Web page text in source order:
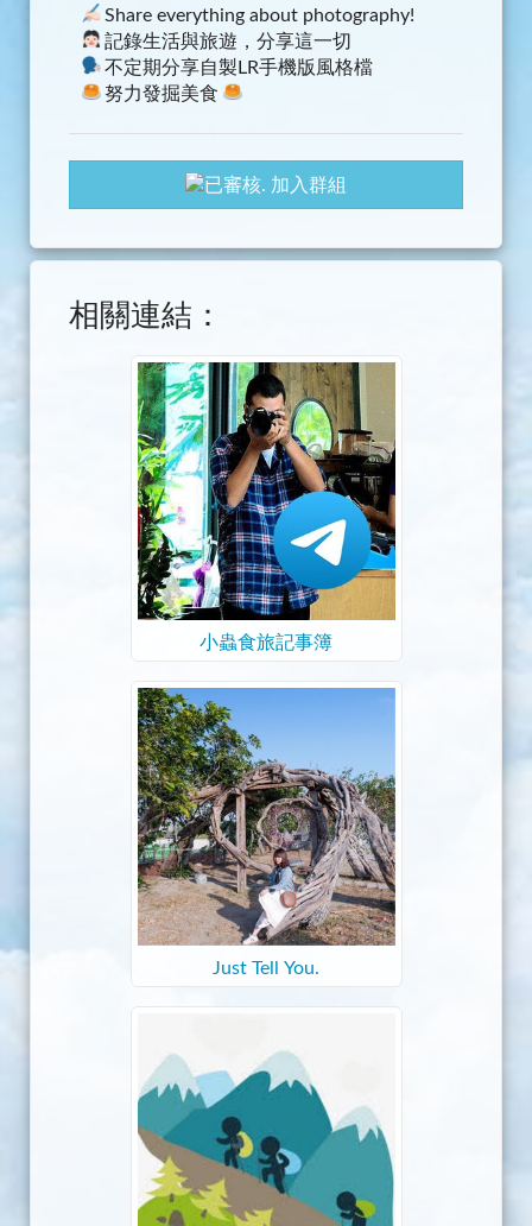
Share everything about photography!
記錄生活與旅遊，分享這一切
不定期分享自製LR手機版風格檔
努力發掘美食
加入群組
相關連結：
小蟲食旅記事簿
Just Tell You.